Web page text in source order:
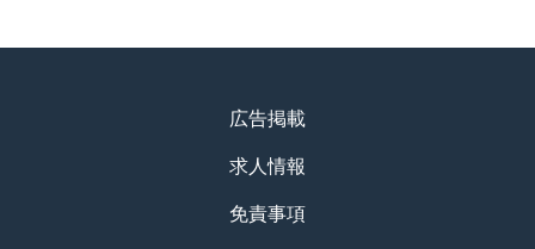
広告掲載
求人情報
免責事項